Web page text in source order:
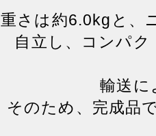
重さは約6.0kgと、
自立し、コンパ
輸送に
そのため、完成品